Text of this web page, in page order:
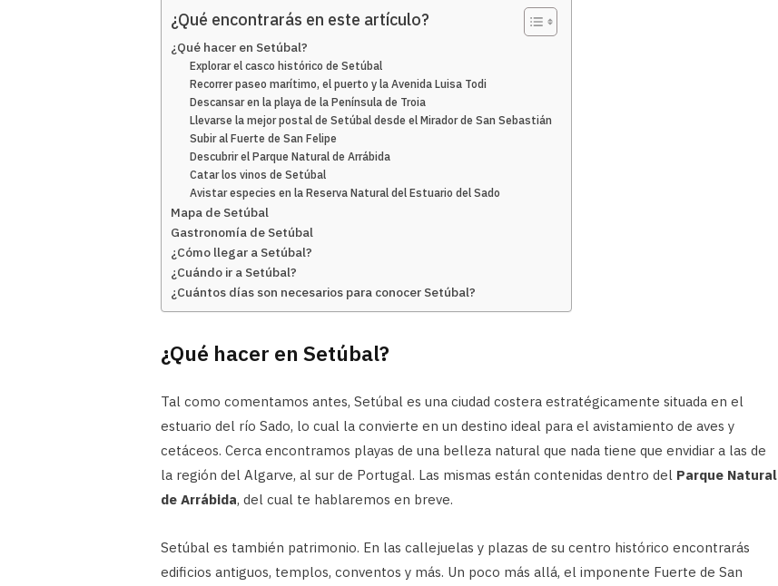
¿Qué encontrarás en este artículo?
¿Qué hacer en Setúbal?
Explorar el casco histórico de Setúbal
Recorrer paseo marítimo, el puerto y la Avenida Luisa Todi
Descansar en la playa de la Península de Troia
Llevarse la mejor postal de Setúbal desde el Mirador de San Sebastián
Subir al Fuerte de San Felipe
Descubrir el Parque Natural de Arrábida
Catar los vinos de Setúbal
Avistar especies en la Reserva Natural del Estuario del Sado
Mapa de Setúbal
Gastronomía de Setúbal
¿Cómo llegar a Setúbal?
¿Cuándo ir a Setúbal?
¿Cuántos días son necesarios para conocer Setúbal?
¿Qué hacer en Setúbal?
Tal como comentamos antes, Setúbal es una ciudad costera estratégicamente situada en el
estuario del río Sado, lo cual la convierte en un destino ideal para el avistamiento de aves y
cetáceos. Cerca encontramos playas de una belleza natural que nada tiene que envidiar a las de
la región del Algarve, al sur de Portugal. Las mismas están contenidas dentro del Parque Natural
de Arrábida, del cual te hablaremos en breve.
Setúbal es también patrimonio. En las callejuelas y plazas de su centro histórico encontrarás
edificios antiguos, templos, conventos y más. Un poco más allá, el imponente Fuerte de San